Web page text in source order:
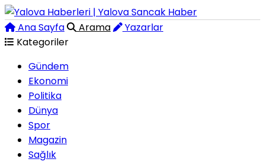
Ana Sayfa Arama
Yazarlar
Kategoriler
Gündem
Ekonomi
Politika
Dünya
Spor
Magazin
Sağlık